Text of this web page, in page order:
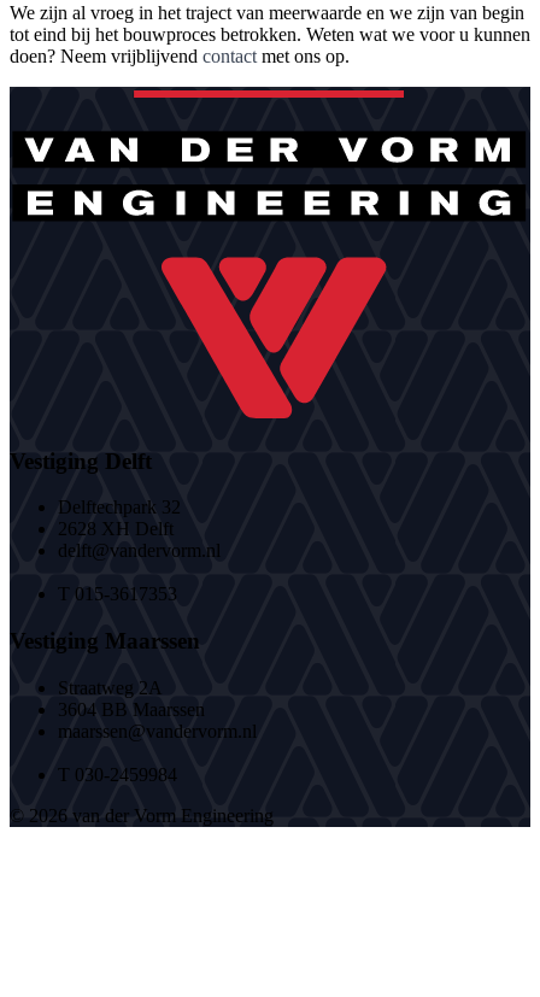
We zijn al vroeg in het traject van meerwaarde en we zijn van begin
tot eind bij het bouwproces betrokken. Weten wat we voor u kunnen
doen? Neem vrijblijvend contact met ons op.
Vestiging Delft
Delftechpark 32
2628 XH Delft
delft@vandervorm.nl
T 015-3617353
Vestiging Maarssen
Straatweg 2A
3604 BB Maarssen
maarssen@vandervorm.nl
T 030-2459984
© 2026 van der Vorm Engineering